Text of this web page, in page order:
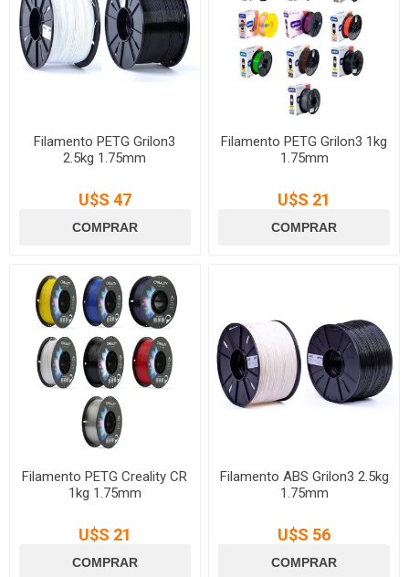
Filamento PETG Grilon3
2.5kg 1.75mm
U$S 47
Filamento PETG Grilon3 1kg
1.75mm
U$S 21
Filamento PETG Creality CR
1kg 1.75mm
U$S 21
Filamento ABS Grilon3 2.5kg
1.75mm
U$S 56